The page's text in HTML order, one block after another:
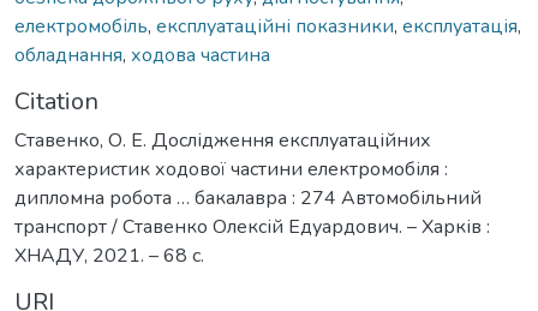
електромобіль, експлуатаційні показники, експлуатація,
обладнання, ходова частина
Citation
Ставенко, О. Е. Дослідження експлуатаційних
характеристик ходової частини електромобіля :
дипломна робота … бакалавра : 274 Автомобільний
транспорт / Ставенко Олексій Едуардович. – Харків :
ХНАДУ, 2021. – 68 с.
URI